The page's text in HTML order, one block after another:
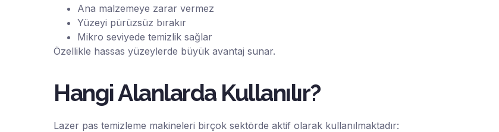
Ana malzemeye zarar vermez
Yüzeyi pürüzsüz bırakır
Mikro seviyede temizlik sağlar
Özellikle hassas yüzeylerde büyük avantaj sunar.
Hangi Alanlarda Kullanılır?
Lazer pas temizleme makineleri birçok sektörde aktif olarak kullanılmaktadır: